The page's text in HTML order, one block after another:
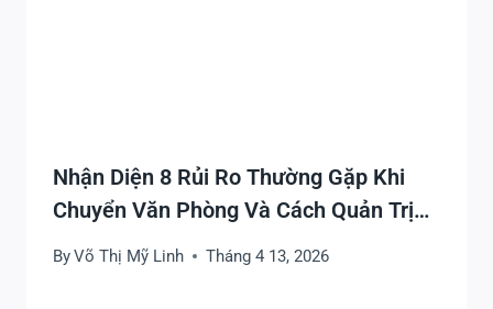
Nhận Diện 8 Rủi Ro Thường Gặp Khi
Chuyển Văn Phòng Và Cách Quản Trị
Hiệu Quả
ByVõ Thị Mỹ Linh Tháng 4 13, 2026